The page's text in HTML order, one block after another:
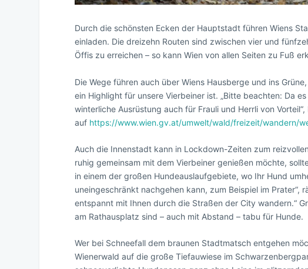
Durch die schönsten Ecken der Hauptstadt führen Wiens
einladen. Die dreizehn Routen sind zwischen vier und
Öffis zu erreichen – so kann Wien von allen Seiten zu Fuß
Die Wege führen auch über Wiens Hausberge und ins
ein Highlight für unsere Vierbeiner ist. „Bitte beachten: Da
winterliche Ausrüstung auch für Frauli und Herrli von
auf https://www.wien.gv.at/umwelt/wald/freizeit/wandern/
Auch die Innenstadt kann in Lockdown-Zeiten zum
ruhig gemeinsam mit dem Vierbeiner genießen möchte,
in einem der großen Hundeauslaufgebiete, wo Ihr Hund
uneingeschränkt nachgehen kann, zum Beispiel im Prater“,
entspannt mit Ihnen durch die Straßen der City wandern.“
am Rathausplatz sind – auch mit Abstand – tabu für Hunde.
Wer bei Schneefall dem braunen Stadtmatsch entgehen
Wienerwald auf die große Tiefauwiese im